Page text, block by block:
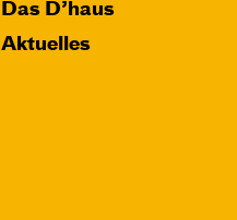
Das D’haus
Aktuelles